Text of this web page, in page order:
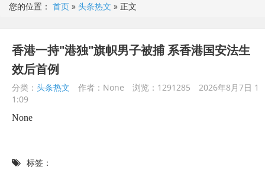
您的位置： 首页 » 头条热文 » 正文
香港一持"港独"旗帜男子被捕 系香港国安法生
效后首例
分类： 头条热文 作者：None 浏览：1291285
2026年8月7日 1
1:09
None
标签：